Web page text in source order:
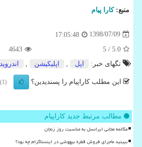
منبع:كارا پیام
1398/07/09
17:05:48
5.0
/ 5
4643
تگهای خبر:
اپل اپلیكیشن اندروید
این مطلب کاراپیام را پسندیدین؟ (1)
مطالب مرتبط جدید کاراپیام
مکالمه مجانی ایرانسل به مناسبت روز زنجان
ببینید ماجرای فروش قطره بیهوشی در اینستاگرام چه بود؟